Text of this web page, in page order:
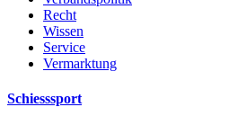
Recht
Wissen
Service
Vermarktung
Schiesssport